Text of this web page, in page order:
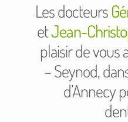
Les docteurs
etJean-
plaisir de vous
– Seynod,
d’Annecy